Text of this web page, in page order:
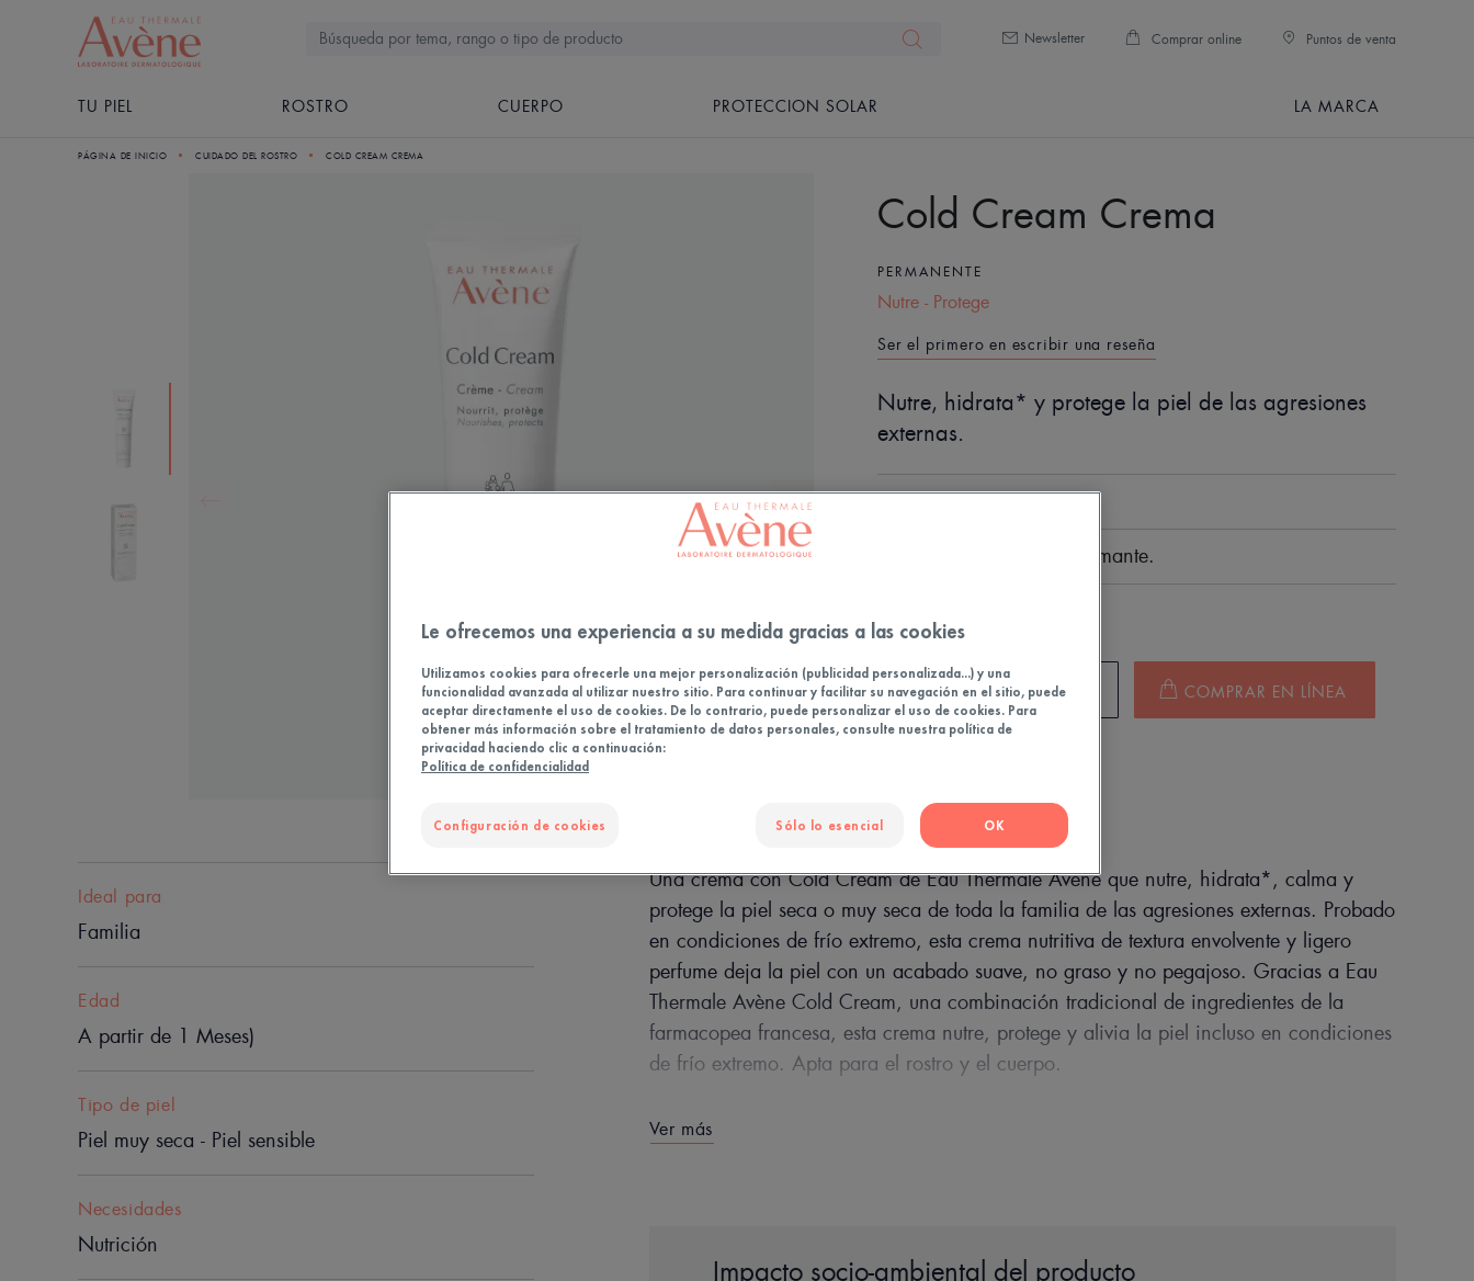
TU PIEL ROSTRO CUERPO PROTECCION SOLAR LA MARCA
Newsletter Comprar online Puntos de venta
PÁGINA DE INICIO CUIDADO DEL ROSTRO COLD CREAM CREMA
Cold Cream Crema
PERMANENTE
Nutre - Protege
Ser el primero en escribir una reseña
Nutre, hidrata* y protege la piel de las agresiones
externas.
Nutre y protege la piel
Nutritiva, protectora y calmante.
PUNTOS DE VENTA COMPRAR EN LÍNEA
Ideal para
Familia
Edad
A partir de 1 Meses)
Tipo de piel
Piel muy seca - Piel sensible
Necesidades
Nutrición
Una crema con Cold Cream de Eau Thermale Avène que nutre, hidrata*, calma y
protege la piel seca o muy seca de toda la familia de las agresiones externas. Probado
en condiciones de frío extremo, esta crema nutritiva de textura envolvente y ligero
perfume deja la piel con un acabado suave, no graso y no pegajoso. Gracias a Eau
Thermale Avène Cold Cream, una combinación tradicional de ingredientes de la
farmacopea francesa, esta crema nutre, protege y alivia la piel incluso en condiciones
de frío extremo. Apta para el rostro y el cuerpo.
Ver más
Impacto socio-ambiental del producto
Le ofrecemos una experiencia a su medida gracias a las cookies
Utilizamos cookies para ofrecerle una mejor personalización (publicidad personalizada...) y una
funcionalidad avanzada al utilizar nuestro sitio. Para continuar y facilitar su navegación en el sitio, puede
aceptar directamente el uso de cookies. De lo contrario, puede personalizar el uso de cookies. Para
obtener más información sobre el tratamiento de datos personales, consulte nuestra política de
privacidad haciendo clic a continuación:
Política de confidencialidad
Configuración de cookies Sólo lo esencial OK